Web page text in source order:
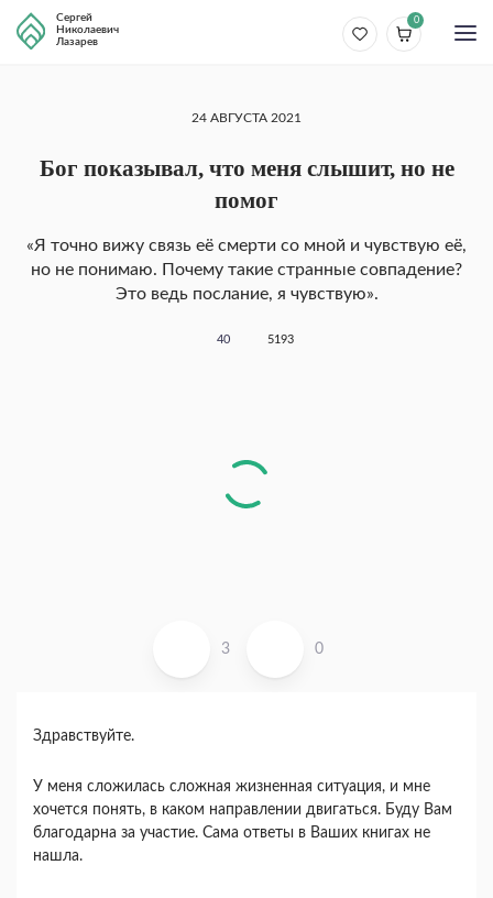
Сергей
Николаевич
Лазарев
0
24 АВГУСТА 2021
Бог показывал, что меня слышит, но не
помог
«Я точно вижу связь её смерти со мной и чувствую её,
но не понимаю. Почему такие странные совпадение?
Это ведь послание, я чувствую».
40 5193
3 0
Здравствуйте.
У меня сложилась сложная жизненная ситуация, и мне
хочется понять, в каком направлении двигаться. Буду Вам
благодарна за участие. Сама ответы в Ваших книгах не
нашла.